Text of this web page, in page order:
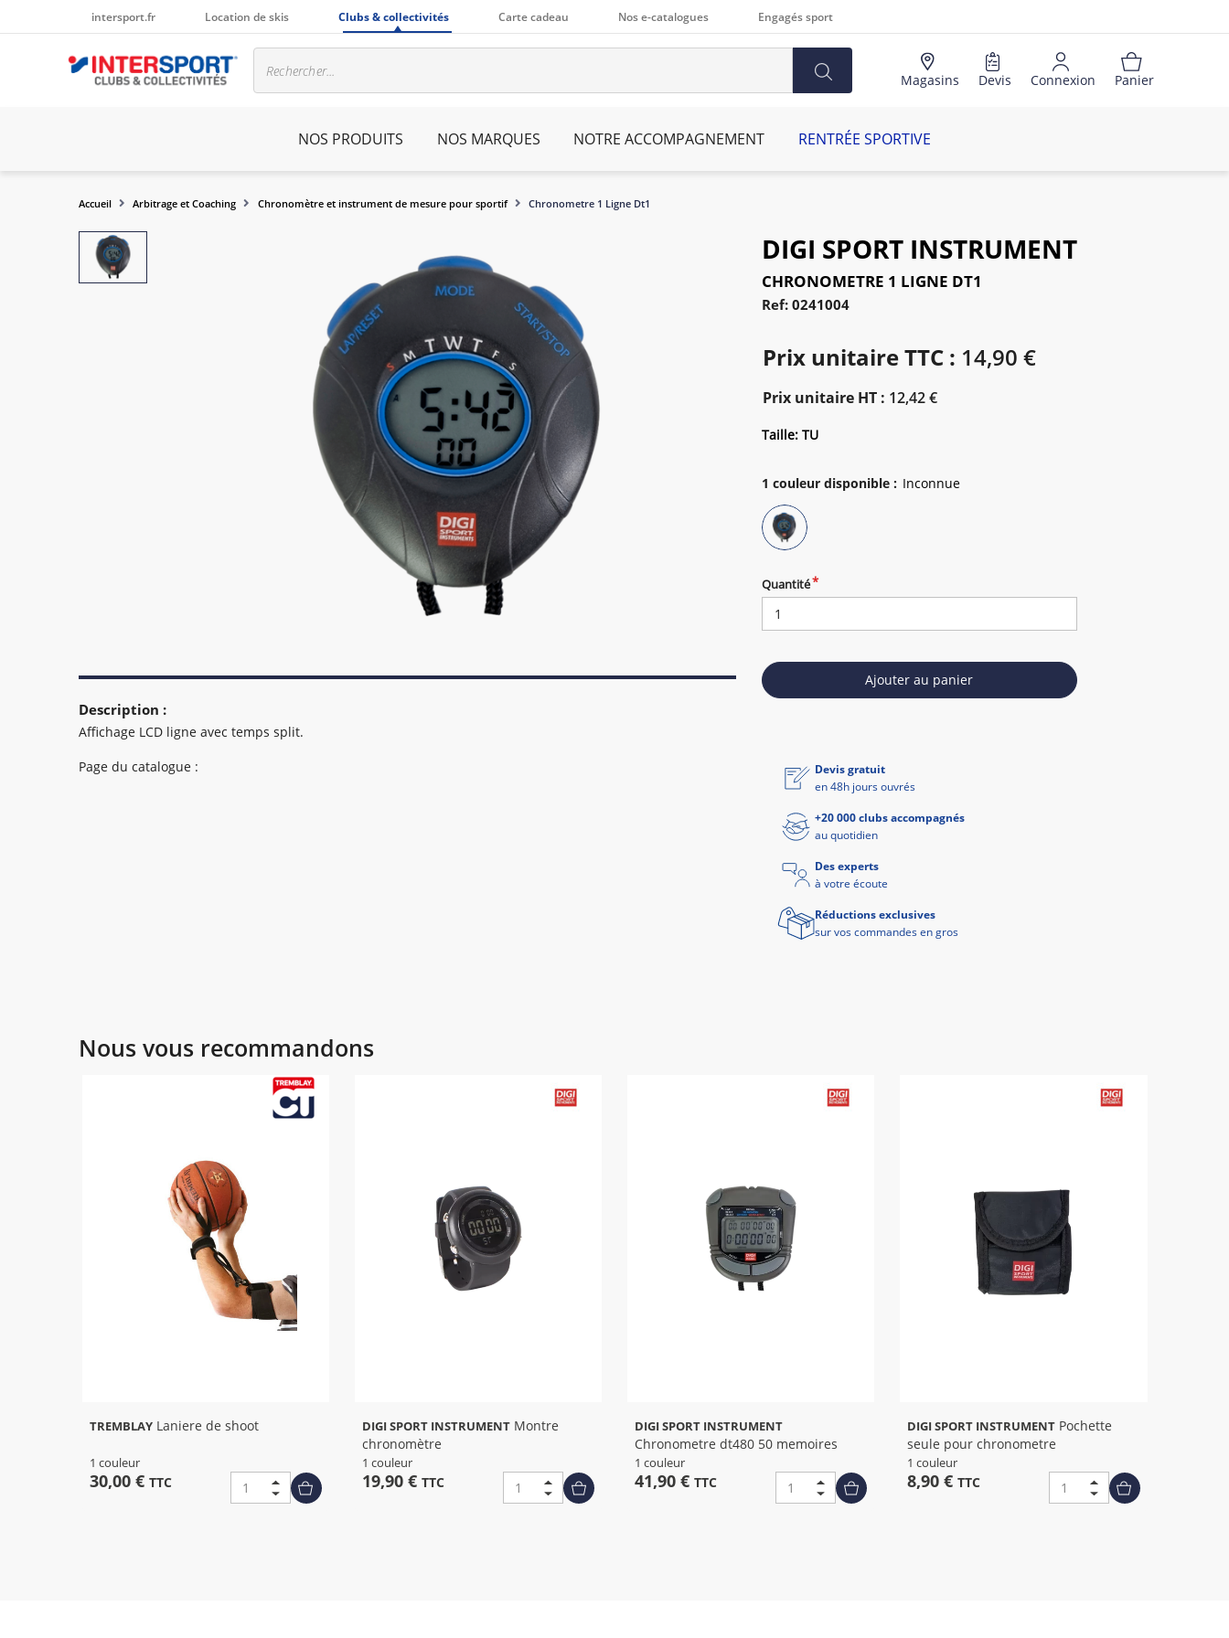
intersport.fr Location de skis Clubs & collectivités Carte cadeau Nos e-catalogues Engagés sport
Magasins Devis Connexion Panier
NOS PRODUITS NOS MARQUES NOTRE ACCOMPAGNEMENT RENTRÉE SPORTIVE
Accueil Arbitrage et Coaching Chronomètre et instrument de mesure pour sportif Chronometre 1 Ligne Dt1
DIGI SPORT INSTRUMENT
CHRONOMETRE 1 LIGNE DT1
Ref: 0241004
Prix unitaire TTC : 14,90 €
Prix unitaire HT : 12,42 €
Taille: TU
1 couleur disponible:
Quantité
Ajouter au panier
Description :
Affichage LCD ligne avec temps split.
Page du catalogue :
Devis gratuit
en 48h jours ouvrés
+20 000 clubs accompagnés
au quotidien
Des experts
à votre écoute
Réductions exclusives
sur vos commandes en gros
Nous vous recommandons
TREMBLAY Laniere de shoot
1 couleur
30,00 € TTC
DIGI SPORT INSTRUMENTMontre
chronomètre
1 couleur
19,90 € TTC
DIGI SPORT INSTRUMENT
Chronometre dt480 50 memoires
1 couleur
41,90 € TTC
DIGI SPORT INSTRUMENT
seule pour chronometre
1 couleur
8,90 €TTC